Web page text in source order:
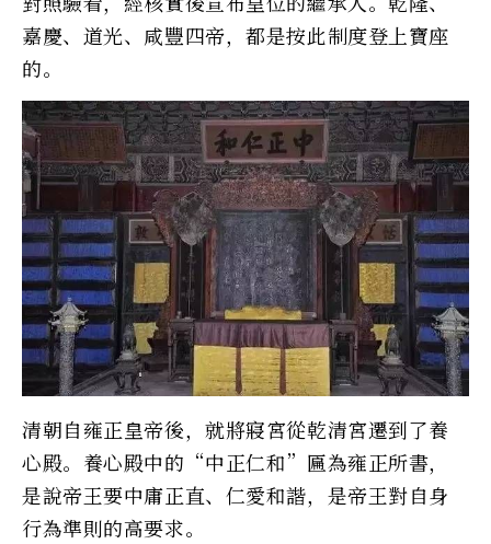
嘉慶、道光、咸豐四帝，都是按此制度登上寶座
的。
清朝自雍正皇帝後，就將寢宮從乾清宮遷到了養
心殿。養心殿中的“中正仁和”匾為雍正所書，
是說帝王要中庸正直、仁愛和諧，是帝王對自身
行為準則的高要求。